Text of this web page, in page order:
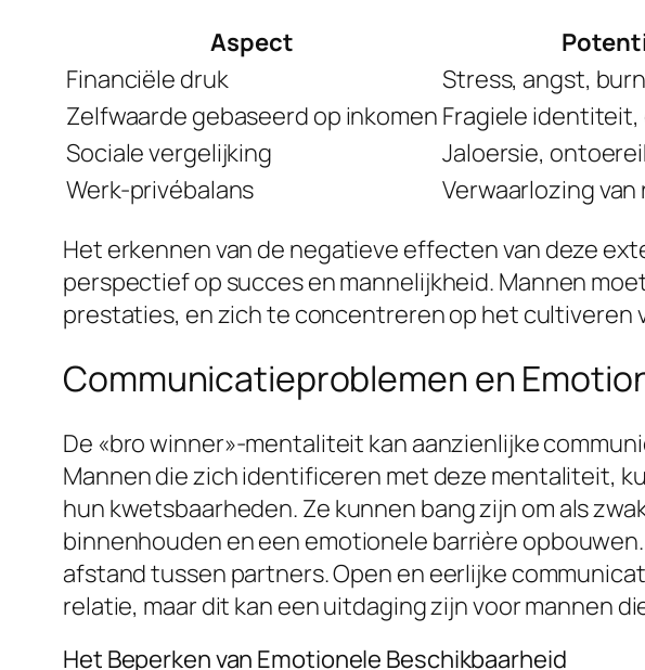
Aspect
Financiële druk
Stress, angst,
Zelfwaarde gebaseerd op inkomen Fragiele
Sociale vergelijking
Jaloersie,
Werk-privébalans
Verwaarlozing
Het erkennen van de negatieve effecten van deze
perspectief op succes en mannelijkheid. Mannen
prestaties, en zich te concentreren op het cultiveren
Communicatieproblemen en
De «bro winner»-mentaliteit kan aanzienlijke
Mannen die zich identificeren met deze mentaliteit,
hun kwetsbaarheden. Ze kunnen bang zijn om als
binnenhouden en een emotionele barrière
afstand tussen partners. Open en eerlijke
relatie, maar dit kan een uitdaging zijn voor mannen
Het Beperken van Emotionele Beschikbaarheid